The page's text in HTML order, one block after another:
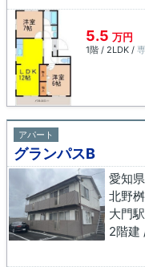
5.5 万円
1階 / 2LDK /
アパート
グランパスB
愛知
北野
大門
2階建